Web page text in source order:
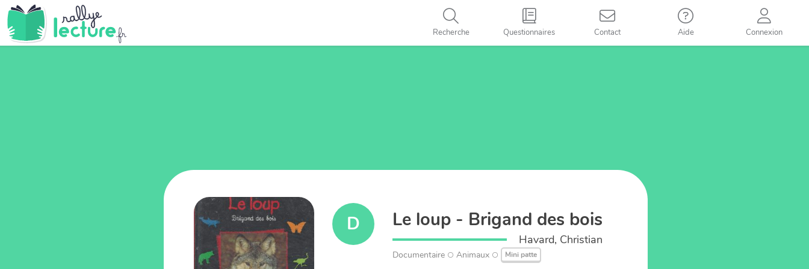
Recherche Questionnaires Contact Aide Connexion
D Le loup - Brigand des bois
Havard, Christian
Documentaire Animaux Mini patte